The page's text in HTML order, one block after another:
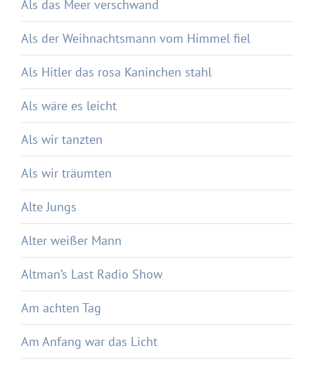
Als das Meer verschwand
Als der Weihnachtsmann vom Himmel fiel
Als Hitler das rosa Kaninchen stahl
Als wäre es leicht
Als wir tanzten
Als wir träumten
Alte Jungs
Alter weißer Mann
Altman’s Last Radio Show
Am achten Tag
Am Anfang war das Licht